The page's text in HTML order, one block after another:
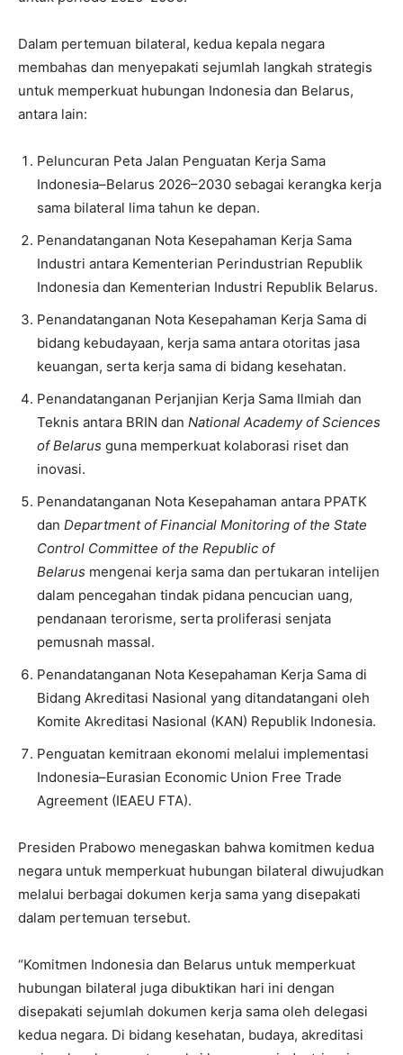
Dalam pertemuan bilateral, kedua kepala negara
membahas dan menyepakati sejumlah langkah strategis
untuk memperkuat hubungan Indonesia dan Belarus,
antara lain:
Peluncuran Peta Jalan Penguatan Kerja Sama
Indonesia–Belarus 2026–2030 sebagai kerangka kerja
sama bilateral lima tahun ke depan.
⁠Penandatanganan Nota Kesepahaman Kerja Sama
Industri antara Kementerian Perindustrian Republik
Indonesia dan Kementerian Industri Republik Belarus.
Penandatanganan Nota Kesepahaman Kerja Sama di
bidang kebudayaan, kerja sama antara otoritas jasa
keuangan, serta kerja sama di bidang kesehatan.
Penandatanganan Perjanjian Kerja Sama Ilmiah dan
Teknis antara BRIN dan National Academy of Sciences
of Belarus guna memperkuat kolaborasi riset dan
inovasi.
Penandatanganan Nota Kesepahaman antara PPATK
dan Department of Financial Monitoring of the State
Control Committee of the Republic of
Belarus mengenai kerja sama dan pertukaran intelijen
dalam pencegahan tindak pidana pencucian uang,
pendanaan terorisme, serta proliferasi senjata
pemusnah massal.
⁠Penandatanganan Nota Kesepahaman Kerja Sama di
Bidang Akreditasi Nasional yang ditandatangani oleh
Komite Akreditasi Nasional (KAN) Republik Indonesia.
Penguatan kemitraan ekonomi melalui implementasi
Indonesia–Eurasian Economic Union Free Trade
Agreement (IEAEU FTA).
Presiden Prabowo menegaskan bahwa komitmen kedua
negara untuk memperkuat hubungan bilateral diwujudkan
melalui berbagai dokumen kerja sama yang disepakati
dalam pertemuan tersebut.
“Komitmen Indonesia dan Belarus untuk memperkuat
hubungan bilateral juga dibuktikan hari ini dengan
disepakati sejumlah dokumen kerja sama oleh delegasi
kedua negara. Di bidang kesehatan, budaya, akreditasi